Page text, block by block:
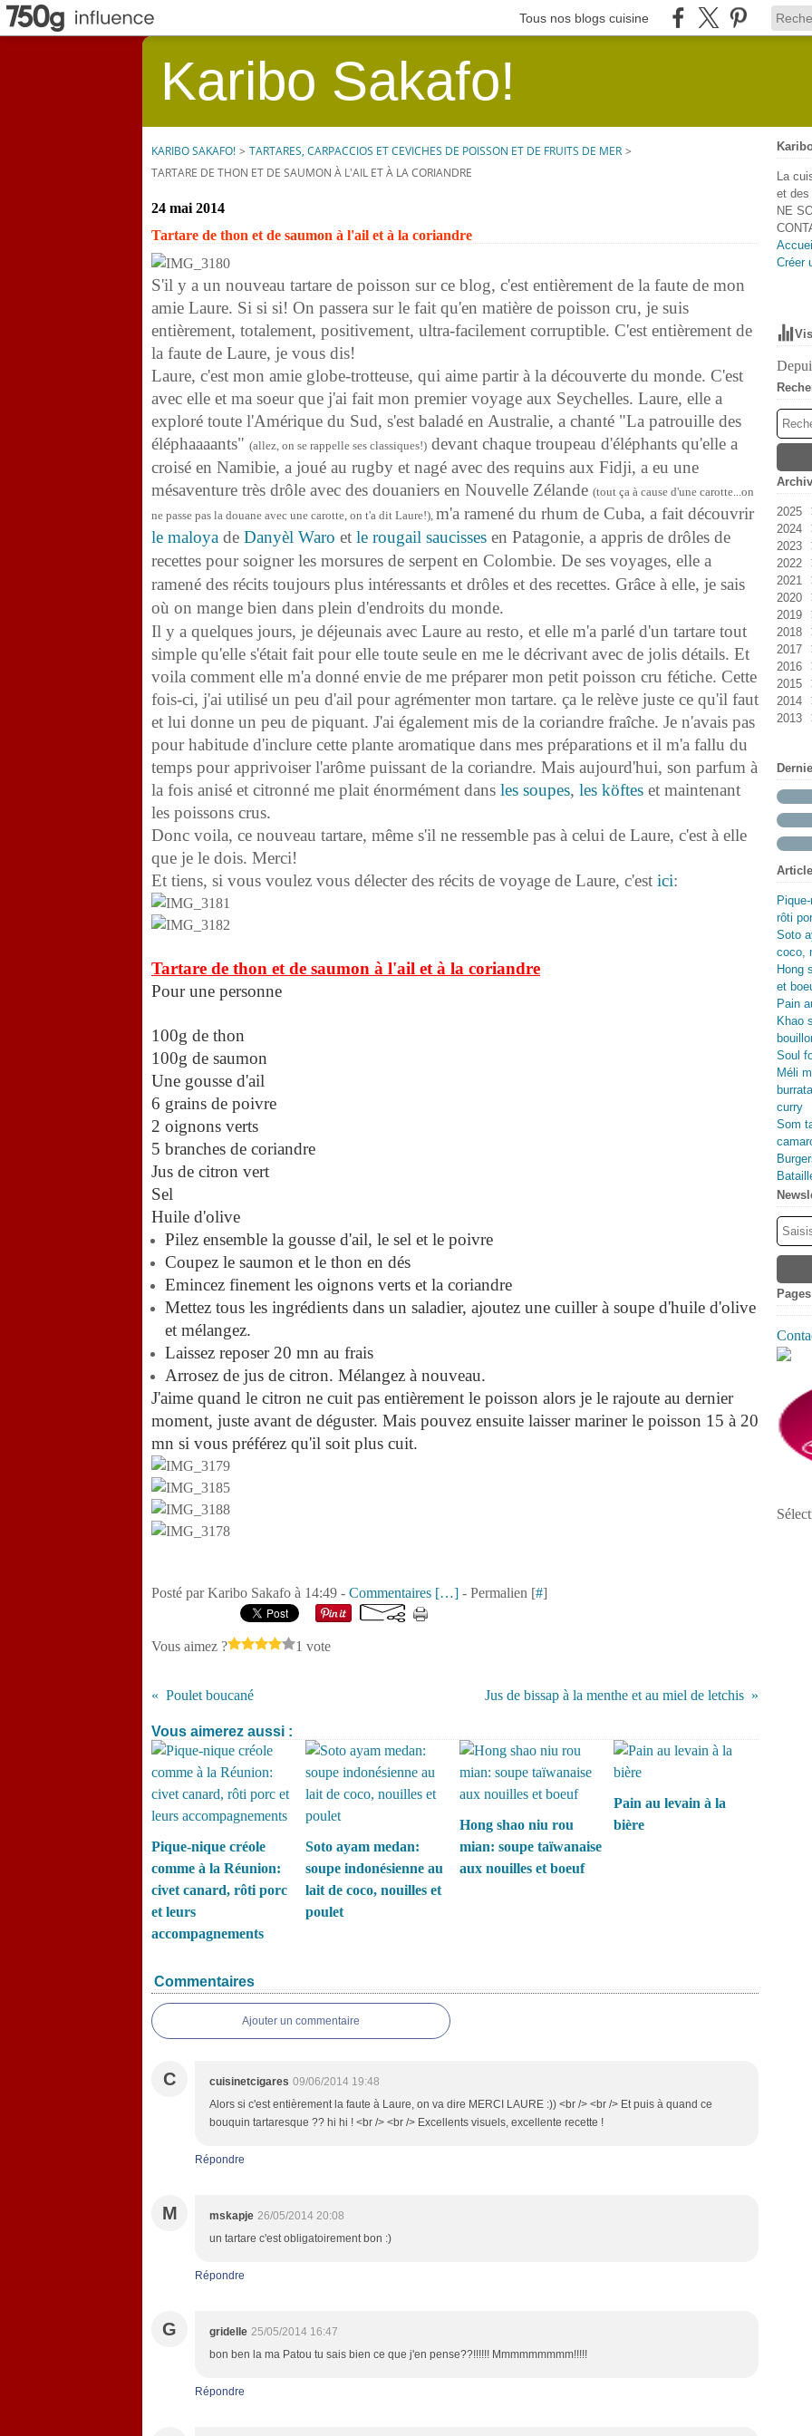
Tous nos blogs cuisine
Karibo Sakafo!
KARIBO SAKAFO! > TARTARES, CARPACCIOS ET CEVICHES DE POISSON ET DE FRUITS DE MER >
TARTARE DE THON ET DE SAUMON À L'AIL ET À LA CORIANDRE
24 mai 2014
Tartare de thon et de saumon à l'ail et à la coriandre
S'il y a un nouveau tartare de poisson sur ce blog, c'est entièrement de la faute de mon
amie Laure. Si si si! On passera sur le fait qu'en matière de poisson cru, je suis
entièrement, totalement, positivement, ultra-facilement corruptible. C'est entièrement de
la faute de Laure, je vous dis!
Laure, c'est mon amie globe-trotteuse, qui aime partir à la découverte du monde. C'est
avec elle et ma soeur que j'ai fait mon premier voyage aux Seychelles. Laure, elle a
exploré toute l'Amérique du Sud, s'est baladé en Australie, a chanté "La patrouille des
éléphaaaants" (allez, on se rappelle ses classiques!) devant chaque troupeau d'éléphants qu'elle a
croisé en Namibie, a joué au rugby et nagé avec des requins aux Fidji, a eu une
mésaventure très drôle avec des douaniers en Nouvelle Zélande (tout ça à cause d'une carotte...on
ne passe pas la douane avec une carotte, on t'a dit Laure!), m'a ramené du rhum de Cuba, a fait découvrir
le maloya de Danyèl Waro et le rougail saucisses en Patagonie, a appris de drôles de
recettes pour soigner les morsures de serpent en Colombie. De ses voyages, elle a
ramené des récits toujours plus intéressants et drôles et des recettes. Grâce à elle, je sais
où on mange bien dans plein d'endroits du monde.
Il y a quelques jours, je déjeunais avec Laure au resto, et elle m'a parlé d'un tartare tout
simple qu'elle s'était fait pour elle toute seule en me le décrivant avec de jolis détails. Et
voila comment elle m'a donné envie de me préparer mon petit poisson cru fétiche. Cette
fois-ci, j'ai utilisé un peu d'ail pour agrémenter mon tartare. ça le relève juste ce qu'il faut
et lui donne un peu de piquant. J'ai également mis de la coriandre fraîche. Je n'avais pas
pour habitude d'inclure cette plante aromatique dans mes préparations et il m'a fallu du
temps pour apprivoiser l'arôme puissant de la coriandre. Mais aujourd'hui, son parfum à
la fois anisé et citronné me plait énormément dans les soupes, les köftes et maintenant
les poissons crus.
Donc voila, ce nouveau tartare, même s'il ne ressemble pas à celui de Laure, c'est à elle
que je le dois. Merci!
Et tiens, si vous voulez vous délecter des récits de voyage de Laure, c'est ici:
Tartare de thon et de saumon à l'ail et à la coriandre
Pour une personne
100g de thon
100g de saumon
Une gousse d'ail
6 grains de poivre
2 oignons verts
5 branches de coriandre
Jus de citron vert
Sel
Huile d'olive
Pilez ensemble la gousse d'ail, le sel et le poivre
Coupez le saumon et le thon en dés
Emincez finement les oignons verts et la coriandre
Mettez tous les ingrédients dans un saladier, ajoutez une cuiller à soupe d'huile d'olive
et mélangez.
Laissez reposer 20 mn au frais
Arrosez de jus de citron. Mélangez à nouveau.
J'aime quand le citron ne cuit pas entièrement le poisson alors je le rajoute au dernier
moment, juste avant de déguster. Mais pouvez ensuite laisser mariner le poisson 15 à 20
mn si vous préférez qu'il soit plus cuit.
Posté par Karibo Sakafo à 14:49 - Commentaires […] - Permalien [#]
Vous aimez ? 1 vote
Poulet boucané Jus de bissap à la menthe et au miel de letchis
Vous aimerez aussi :
Pique-nique créole
comme à la Réunion:
civet canard, rôti porc
et leurs
accompagnements
Soto ayam medan:
soupe indonésienne au
lait de coco, nouilles et
poulet
Hong shao niu rou
mian: soupe taïwanaise
aux nouilles et boeuf
Pain au levain à la
bière
Commentaires
Ajouter un commentaire
C cuisinetcigares 09/06/2014 19:48
Alors si c'est entièrement la faute à Laure, on va dire MERCI LAURE :)) <br /> <br /> Et puis à quand ce
bouquin tartaresque ?? hi hi ! <br /> <br /> Excellents visuels, excellente recette !
Répondre
M mskapje 26/05/2014 20:08
un tartare c'est obligatoirement bon :)
Répondre
G gridelle 25/05/2014 16:47
bon ben la ma Patou tu sais bien ce que j'en pense??!!!!!! Mmmmmmmmm!!!!!
Répondre
La
et des
NE
Créer
2025
2024
2023
2022
2021
2020
2019
2018
2017
Mai
2016
2015
2014
2013
rôti
Soto
coco,
Hong
et
Pain
Khao
Soul
Méli
curry
Som
Pages